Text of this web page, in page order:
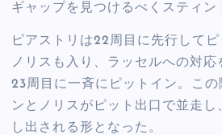
ギャップを見つけるべくスティン
ピアストリは22周目に先行して
ノリスも入り、ラッセルへの対応
23周目に一斉にピットイン。こ
ンとノリスがピット出口で並走し
し出される形となった。